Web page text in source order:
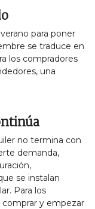
para poner
se traduce en
los compradores
una
no termina con
demanda,
se instalan
Para los
comprar y empezar